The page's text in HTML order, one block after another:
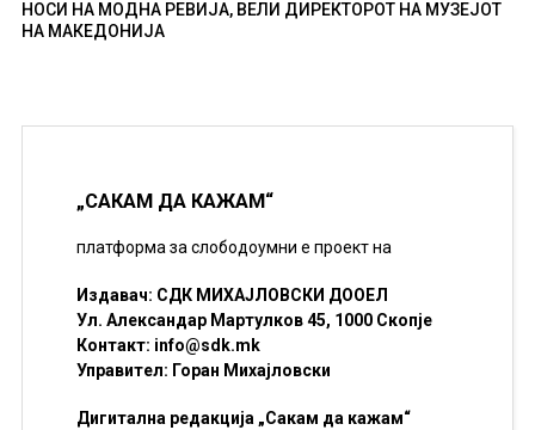
НОСИ НА МОДНА РЕВИЈА, ВЕЛИ ДИРЕКТОРОТ НА МУЗЕЈОТ
НА МАКЕДОНИЈА
„САКАМ ДА КАЖАМ“
платформа за слободоумни е проект на
Издавач: СДК МИХАЈЛОВСКИ ДООЕЛ
Ул. Александар Мартулков 45, 1000 Скопје
Контакт: info@sdk.mk
Управител: Горан Михајловски
Дигитална редакција „Сакам да кажам“